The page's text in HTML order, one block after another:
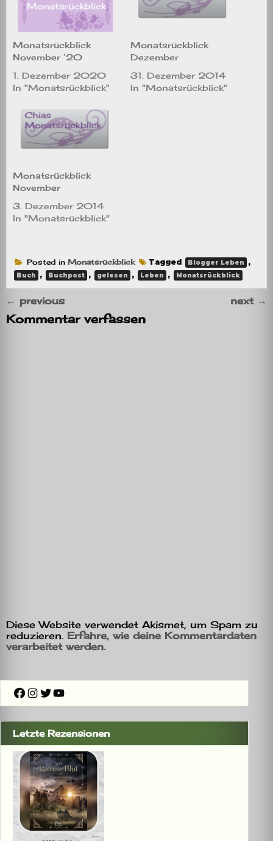
Monatsrückblick
November ’20
1. Dezember 2020
In "Monatsrückblick"
Monatsrückblick
Dezember
31. Dezember 2014
In "Monatsrückblick"
Monatsrückblick
November
3. Dezember 2014
In "Monatsrückblick"
Posted in Monatsrückblick Tagged Blogger Leben ,
Buch , Buchpost , gelesen , Leben , Monatsrückblick
← previous next →
Kommentar verfassen
Diese Website verwendet Akismet, um Spam zu
reduzieren. Erfahre, wie deine Kommentardaten
verarbeitet werden.
Facebook
Instagram
Twitter
YouTube
Letzte Rezensionen